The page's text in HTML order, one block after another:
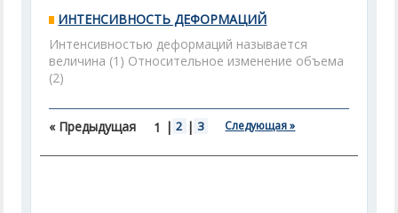
ИНТЕНСИВНОСТЬ ДЕФОРМАЦИЙ
Интенсивностью деформаций называется
величина (1) Относительное изменение объема
(2)
« Предыдущая 1 | 2 | 3 Следующая »